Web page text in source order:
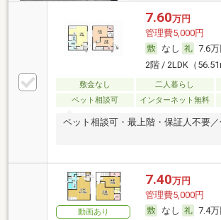
7.60万円
管理費5,000円
なし
7.6万
2階 / 2LDK（
敷金なし 二人暮らし
ペット相談可
インターネット無料
ペット相談可・最上階・保証人不要
動画あり
7.40万円
管理費5,000円
なし
7.4万